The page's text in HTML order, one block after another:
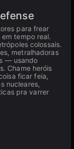
para frear
tempo real.
colossais.
metralhadoras
— usando
Chame heróis
ficar feia,
nucleares,
pra varrer